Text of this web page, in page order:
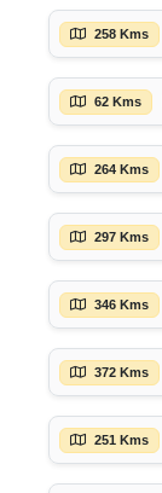
258 Kms
62 Kms
264 Kms
297 Kms
346 Kms
372 Kms
251 Kms